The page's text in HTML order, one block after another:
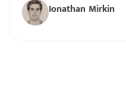
Ionathan Mirkin